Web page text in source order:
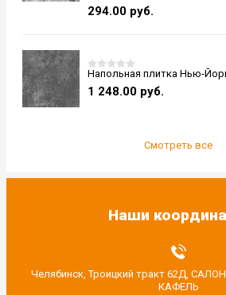
Наши
Челябинск, Троицкий тракт 62Д,
КАФЕЛЬ
294.00 руб.
Напольная плитка Нью-
1 248.00 руб.
Смотреть все